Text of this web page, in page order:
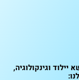
וגינקולוגיה,